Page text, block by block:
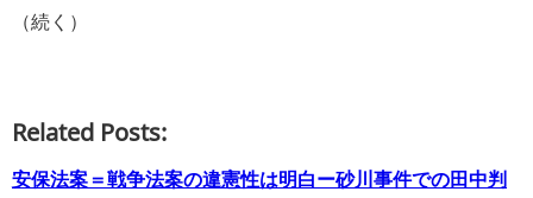
（続く）
Related Posts:
安保法案＝戦争法案の違憲性は明白ー砂川事件での田中判